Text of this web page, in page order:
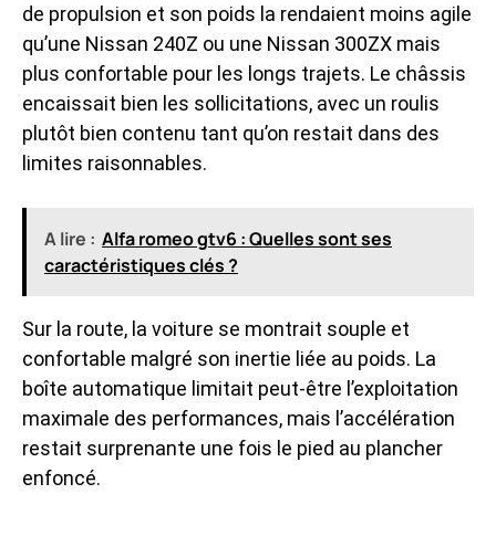
de propulsion et son poids la rendaient moins agile
qu’une Nissan 240Z ou une Nissan 300ZX mais
plus confortable pour les longs trajets. Le châssis
encaissait bien les sollicitations, avec un roulis
plutôt bien contenu tant qu’on restait dans des
limites raisonnables.
A lire : Alfa romeo gtv6 : Quelles sont ses
caractéristiques clés ?
Sur la route, la voiture se montrait souple et
confortable malgré son inertie liée au poids. La
boîte automatique limitait peut-être l’exploitation
maximale des performances, mais l’accélération
restait surprenante une fois le pied au plancher
enfoncé.